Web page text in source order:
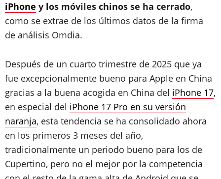
iPhone y los móviles chinos se ha cerrado,
como se extrae de los últimos datos de la firma
de análisis Omdia.
Después de un cuarto trimestre de 2025 que ya
fue excepcionalmente bueno para Apple en China
gracias a la buena acogida en China del iPhone 17,
en especial del iPhone 17 Pro en su versión
naranja, esta tendencia se ha consolidado ahora
en los primeros 3 meses del año,
tradicionalmente un periodo bueno para los de
Cupertino, pero no el mejor por la competencia